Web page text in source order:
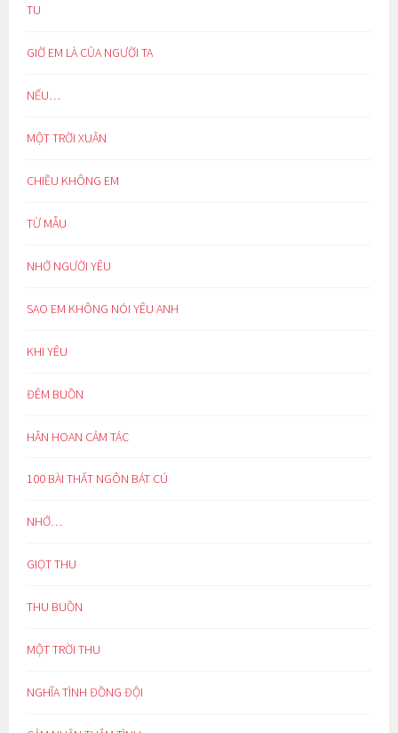
TU
GIỜ EM LÀ CỦA NGƯỜI TA
NẾU…
MỘT TRỜI XUÂN
CHIỀU KHÔNG EM
TỪ MẪU
NHỚ NGƯỜI YÊU
SAO EM KHÔNG NÓI YÊU ANH
KHI YÊU
ĐÊM BUỒN
HÂN HOAN CẢM TÁC
100 BÀI THẤT NGÔN BÁT CÚ
NHỚ…
GIỌT THU
THU BUỒN
MỘT TRỜI THU
NGHĨA TÌNH ĐỒNG ĐỘI